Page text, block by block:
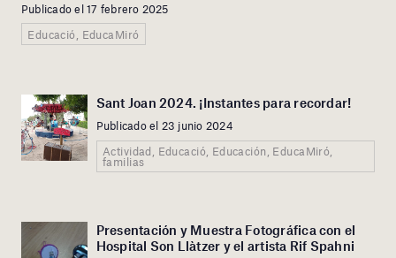
Publicado el 17 febrero 2025
Educació, EducaMiró
Sant Joan 2024. ¡Instantes para recordar!
Publicado el 23 junio 2024
Actividad, Educació, Educación, EducaMiró,
familias
Presentación y Muestra Fotográfica con el
Hospital Son Llàtzer y el artista Rif Spahni